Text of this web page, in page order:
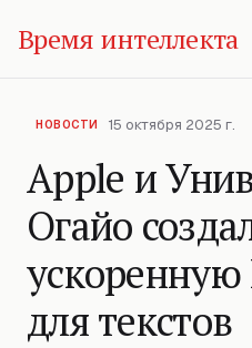
Время интеллекта
НОВОСТИ 15 октября 2025 г.
Apple и
Огайо
для текстов